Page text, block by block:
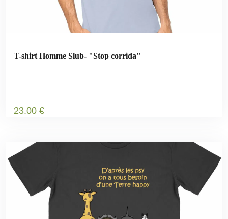
T-shirt Homme Slub- "Stop corrida"
23.00 €